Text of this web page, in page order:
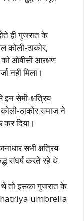
ही गुजरात के
ठाकोर,
को ओबीसी आरक्षण
नही मिला।
सेमी-क्षत्रिय
ठाकोर समाज ने
कर दिया।
सभी क्षत्रिय
संघर्ष करते रहे थे.
थे तो इसका गुजरात के
Kshatriya umbrella